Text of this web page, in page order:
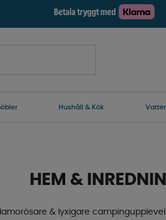
Hushåll & Kök
HEM &
& lyxigare